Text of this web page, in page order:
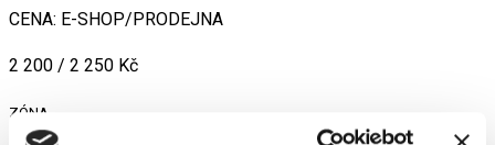
CENA: E-SHOP/PRODEJNA
2 200 / 2 250 Kč
ZÓNA